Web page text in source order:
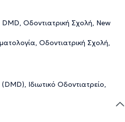
Οδοντιατρική Σχολή, New
Οδοντιατρική Σχολή,
Ιδιωτικό Οδοντιατρείο,